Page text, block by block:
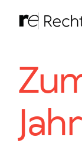
Inhalt